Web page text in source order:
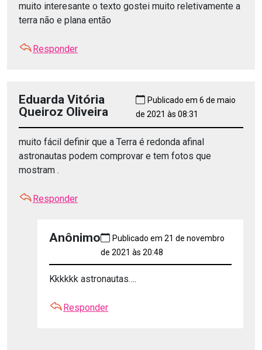
muito interesante o texto gostei muito reletivamente a
terra não e plana então
Responder
Eduarda Vitória
Queiroz Oliveira
Publicado em 6 de maio
de 2021 às 08:31
muito fácil definir que a Terra é redonda afinal
astronautas podem comprovar e tem fotos que
mostram .
Responder
Anônimo
Publicado em 21 de novembro
de 2021 às 20:48
Kkkkkk astronautas….
Responder